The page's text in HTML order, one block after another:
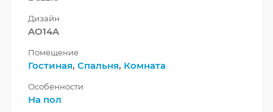
Дизайн
AO14A
Помещение
Гостиная, Спальня, Комната
Особенности
На пол